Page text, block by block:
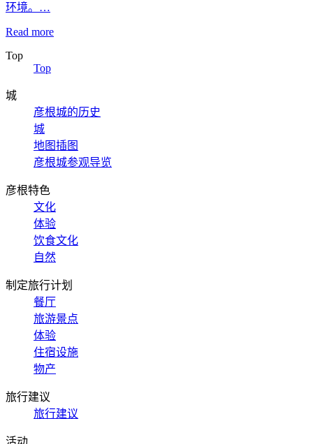
环境。…
Read more
Top
Top
城
彦根城的历史
城
地图插图
彦根城参观导览
彦根特色
文化
体验
饮食文化
自然
制定旅行计划
餐厅
旅游景点
体验
住宿设施
物产
旅行建议
旅行建议
活动